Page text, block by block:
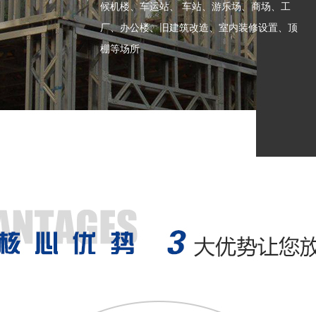
候机楼、车运站、 车站、游乐场、商场、工
厂、办公楼、旧建筑改造、室内装修设置、顶
棚等场所